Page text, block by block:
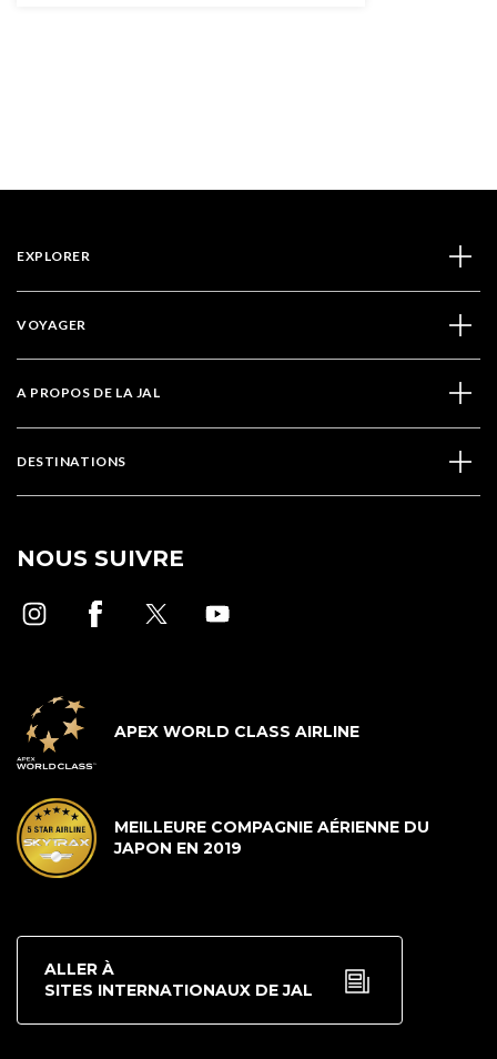
EXPLORER
VOYAGER
A PROPOS DE LA JAL
DESTINATIONS
NOUS SUIVRE
APEX WORLD CLASS AIRLINE
MEILLEURE COMPAGNIE AÉRIENNE DU
JAPON EN 2019
ALLER À
SITES INTERNATIONAUX DE JAL